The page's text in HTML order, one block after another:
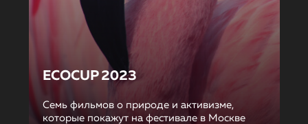
ECOCUP 2023
Семь фильмов о природе и активизме,
которые покажут на фестивале в Москве